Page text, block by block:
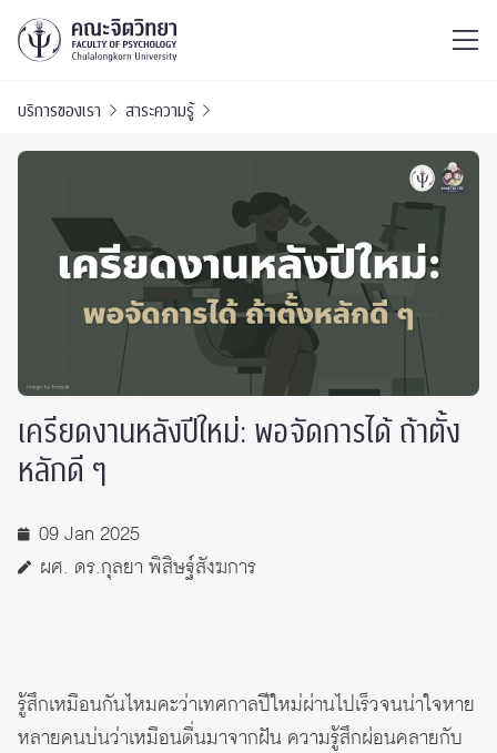
บริการของเรา สาระความรู้
เครียดงานหลังปีใหม่: พอจัดการได้ ถ้าตั้ง
หลักดี ๆ
09 Jan 2025
ผศ. ดร.กุลยา พิสิษฐ์สังฆการ
รู้สึกเหมือนกันไหมคะว่าเทศกาลปีใหม่ผ่านไปเร็วจนน่าใจหาย
หลายคนบ่นว่าเหมือนตื่นมาจากฝัน ความรู้สึกผ่อนคลายกับ